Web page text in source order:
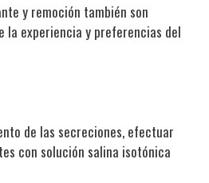
y remoción también son
la experiencia y preferencias del
de las secreciones, efectuar
con solución salina isotónica